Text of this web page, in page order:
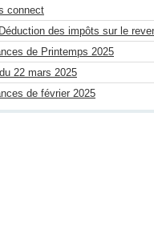
connect
des impôts sur le
de Printemps 2025
22 mars 2025
de février 2025